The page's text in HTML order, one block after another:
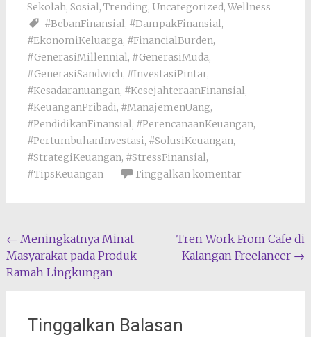
Sekolah, Sosial, Trending, Uncategorized, Wellness
#BebanFinansial, #DampakFinansial,
#EkonomiKeluarga, #FinancialBurden,
#GenerasiMillennial, #GenerasiMuda,
#GenerasiSandwich, #InvestasiPintar,
#Kesadaranuangan, #KesejahteraanFinansial,
#KeuanganPribadi, #ManajemenUang,
#PendidikanFinansial, #PerencanaanKeuangan,
#PertumbuhanInvestasi, #SolusiKeuangan,
#StrategiKeuangan, #StressFinansial,
#TipsKeuangan
Tinggalkan komentar
Navigasi
pos
← Meningkatnya Minat
Masyarakat pada Produk
Ramah Lingkungan
Tren Work From Cafe di
Kalangan Freelancer →
Tinggalkan Balasan